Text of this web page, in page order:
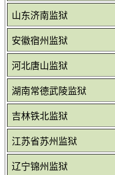
山东济南监狱
安徽宿州监狱
河北唐山监狱
湖南常德武陵监狱
吉林铁北监狱
江苏省苏州监狱
辽宁锦州监狱